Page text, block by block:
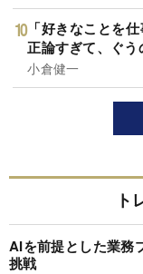
「好きなことを
正論すぎて、ぐ
小倉健一
ト
AIを前提とした業務
挑戦